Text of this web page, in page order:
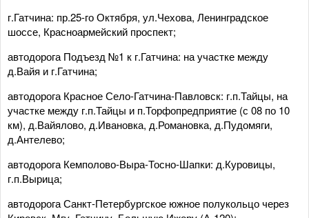
г.Гатчина: пр.25-го Октября, ул.Чехова, Ленинградское
шоссе, Красноармейский проспект;
автодорога Подъезд №1 к г.Гатчина: на участке между
д.Вайя и г.Гатчина;
автодорога Красное Село-Гатчина-Павловск: г.п.Тайцы, на
участке между г.п.Тайцы и п.Торфопредприятие (с 08 по 10
км), д.Вайялово, д.Ивановка, д.Романовка, д.Пудомяги,
д.Антелево;
автодорога Кемполово-Выра-Тосно-Шапки: д.Куровицы,
г.п.Вырица;
автодорога Санкт-Петербургское южное полукольцо через